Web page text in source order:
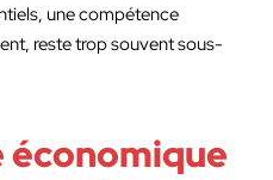
une compétence
reste trop souvent sous-
économique